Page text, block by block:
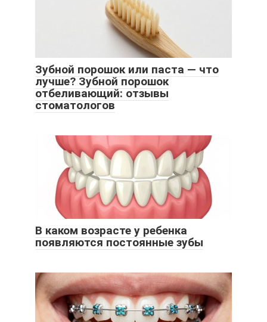
Зубной порошок или паста — что
лучше? Зубной порошок
отбеливающий: отзывы
стоматологов
В каком возрасте у ребенка
появляются постоянные зубы